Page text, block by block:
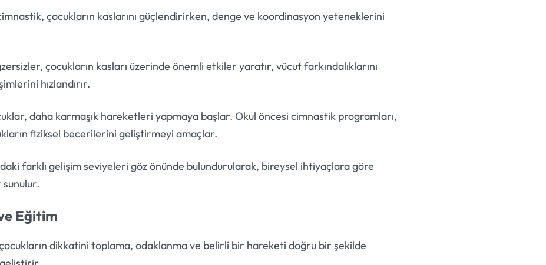
çocukların kaslarını güçlendirirken, denge ve koordinasyon yeteneklerini
çocukların kasları üzerinde önemli etkiler yaratır, vücut farkındalıklarını
hızlandırır.
daha karmaşık hareketleri yapmaya başlar. Okul öncesi cimnastik programları,
fiziksel becerilerini geliştirmeyi amaçlar.
farklı gelişim seviyeleri göz önünde bulundurularak, bireysel ihtiyaçlara göre
Eğitim
dikkatini toplama, odaklanma ve belirli bir hareketi doğru bir şekilde